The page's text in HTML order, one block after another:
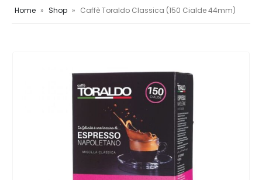
Home » Shop » Caffè Toraldo Classica (150 Cialde 44mm)